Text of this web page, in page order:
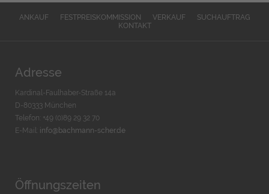
ANKAUF FESTPREISKOMMISSION VERKAUF
SUCHAUFTRAG
KONTAKT
Adresse
Kardinal-Faulhaber-Straße 14a
D-80333 München
Telefon: +49 (0)89 29 32 70
E-Mail: info@bachmann-scher.de
Öffnungszeiten